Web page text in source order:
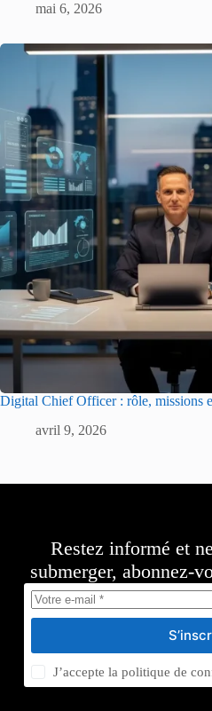
mai 6, 2026
Digital Chief Officer : rôle, missions
avril 9, 2026
Restez informé et
submerger, abonnez-
J’accepte lapolitique de